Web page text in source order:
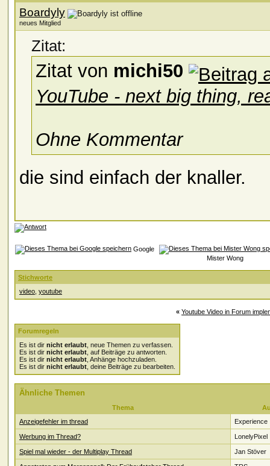
Boardyly
neues Mitglied
Zitat:
Zitat von michi50
YouTube - next big thing,
Ohne Kommentar
die sind einfach der knaller.
Google
Mister Wong
Stichworte
video youtube
« Youtube Video in Forum
Forumregeln
Es ist dir nicht erlaubt , neue Themen zu verfassen.
Es ist dir nicht erlaubt , auf Beiträge zu antworten.
Es ist dir nicht erlaubt , Anhänge hochzuladen.
Es ist dir nicht erlaubt , deine Beiträge zu bearbeiten.
Ähnliche Themen
Thema
Anzeigefehler im thread
Experience
Werbung im Thread? LonelyPixel
Spiel mal wieder - der Multiplay Thread Jan Stöver